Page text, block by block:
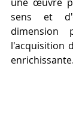
sens et
dimension
l'acquisition
enrichissante.